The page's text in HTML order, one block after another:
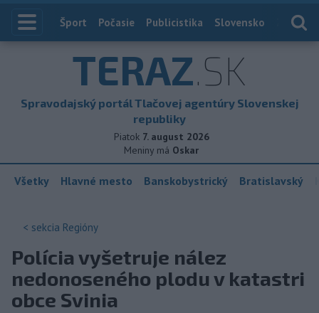
Index
Šport Počasie Publicistika Slovensko
TERAZ.SK
Spravodajský portál Tlačovej agentúry Slovenskej
republiky
Piatok 7. august 2026
Meniny má Oskar
Všetky Hlavné mesto Banskobystrický Bratislavský
< sekcia Regióny
Polícia vyšetruje nález
nedonoseného plodu v katastri
obce Svinia